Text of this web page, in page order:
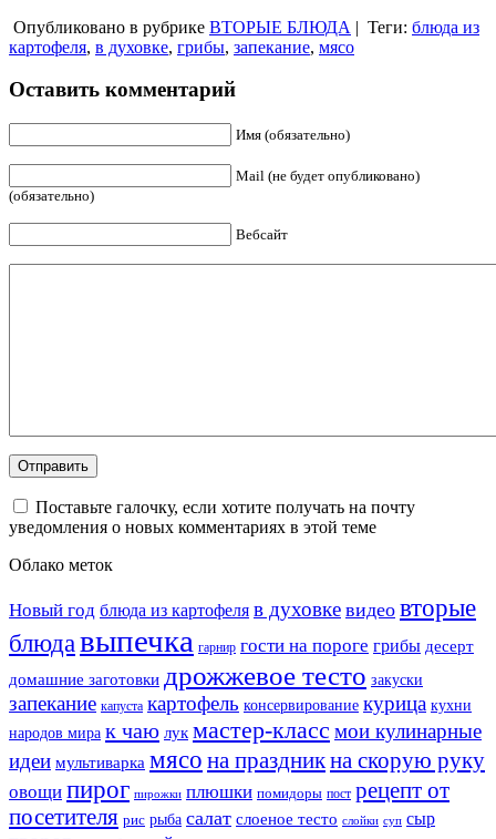
Опубликовано в рубрике ВТОРЫЕ БЛЮДА | Теги: блюда из
картофеля, в духовке, грибы, запекание, мясо
Оставить комментарий
Имя (обязательно)
Mail (не будет опубликовано)
(обязательно)
Вебсайт
Поставьте галочку, если хотите получать на почту
уведомления о новых комментариях в этой теме
Облако меток
Новый год блюда из картофеля в духовке видео вторые
блюдавыпечка гарнир гости на пороге грибы десерт
домашние заготовки дрожжевое тесто закуски
запекание капуста картофель консервирование курица кухни
народов мира к чаю лук мастер-класс мои кулинарные
идеи мультиварка мясо на праздникна скорую руку
овощи пирог пирожки плюшки помидоры пост рецепт от
посетителя рис рыба салат слоеное тесто слойки суп сыр